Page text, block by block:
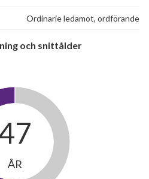
Ordinarie ledamot, ordförande
och snittålder
ÅR